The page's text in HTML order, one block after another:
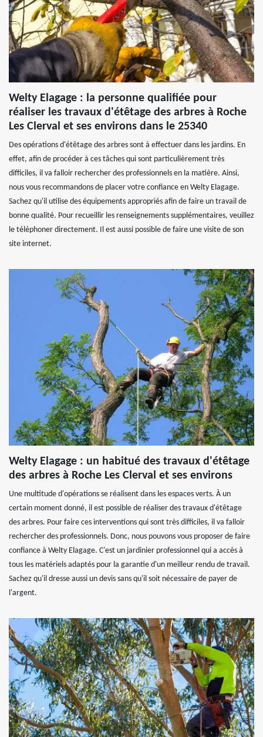
Welty Elagage : la personne qualifiée pour
réaliser les travaux d'étêtage des arbres à Roche
Les Clerval et ses environs dans le 25340
Des opérations d'étêtage des arbres sont à effectuer dans les jardins. En
effet, afin de procéder à ces tâches qui sont particulièrement très
difficiles, il va falloir rechercher des professionnels en la matière. Ainsi,
nous vous recommandons de placer votre confiance en Welty Elagage.
Sachez qu'il utilise des équipements appropriés afin de faire un travail de
bonne qualité. Pour recueillir les renseignements supplémentaires, veuillez
le téléphoner directement. Il est aussi possible de faire une visite de son
site internet.
Welty Elagage : un habitué des travaux d'étêtage
des arbres à Roche Les Clerval et ses environs
Une multitude d'opérations se réalisent dans les espaces verts. À un
certain moment donné, il est possible de réaliser des travaux d'étêtage
des arbres. Pour faire ces interventions qui sont très difficiles, il va falloir
rechercher des professionnels. Donc, nous pouvons vous proposer de faire
confiance à Welty Elagage. C'est un jardinier professionnel qui a accès à
tous les matériels adaptés pour la garantie d'un meilleur rendu de travail.
Sachez qu'il dresse aussi un devis sans qu'il soit nécessaire de payer de
l'argent.